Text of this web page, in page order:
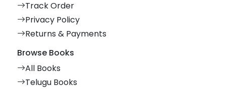
Track Order
Privacy Policy
Returns & Payments
Browse Books
All Books
Telugu Books